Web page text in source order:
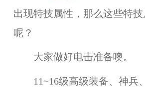
出现特技属性 ，那么这些特
呢？
大家做好电击准备噢。
11~16级高级装备、神兵